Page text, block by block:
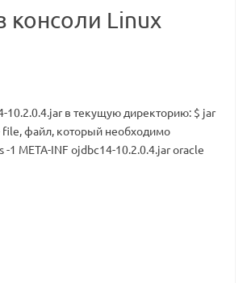
консоли Linux
10.2.0.4.jar в текущую директорию: $ jar
файл, который необходимо
1 META-INF ojdbc14-10.2.0.4.jar oracle